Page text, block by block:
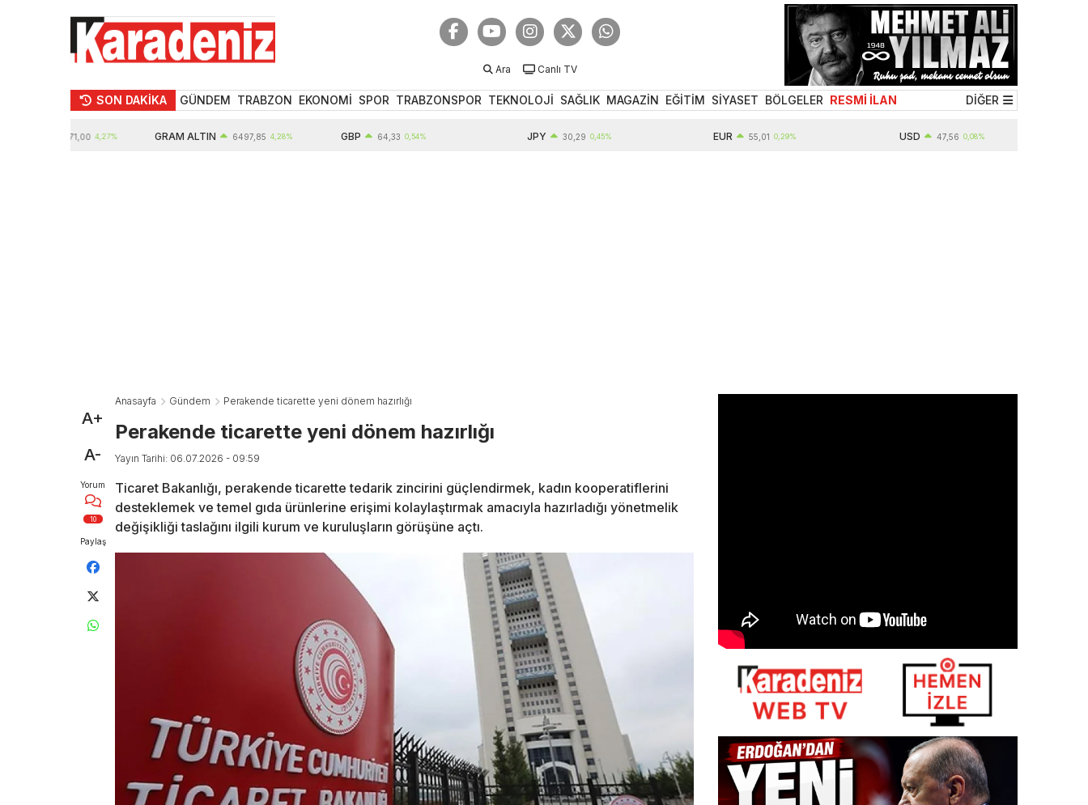
Ara Canlı TV
SON DAKİKA GÜNDEM TRABZON EKONOMİ SPOR TRABZONSPOR TEKNOLOJİ SAĞLIK MAGAZİN EĞİTİM SİYASET BÖLGELER RESMİ İLAN DİĞER
4,27% GRAM ALTIN 6497,85 4,28% 64,33 0,54% 30,29 0,45% 55,01 0,29% 47,56 0,08%
A+
A-
Yorum
10
Paylaş
Anasayfa Gündem Perakende ticarette yeni dönem hazırlığı
Perakende ticarette yeni dönem hazırlığı
Yayın Tarihi: 06.07.2026 - 09:59
Ticaret Bakanlığı, perakende ticarette tedarik zincirini güçlendirmek, kadın kooperatiflerini
desteklemek ve temel gıda ürünlerine erişimi kolaylaştırmak amacıyla hazırladığı yönetmelik
değişikliği taslağını ilgili kurum ve kuruluşların görüşüne açtı.